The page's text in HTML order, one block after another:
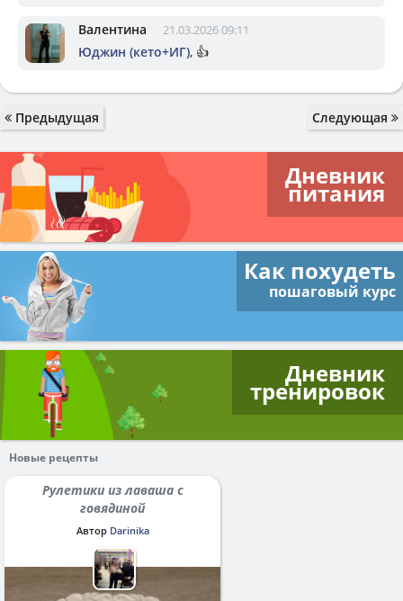
Валентина 21.03.2026 09:11
Юджин (кето+ИГ), 👍
Предыдущая Следующая
Дневник
питания
Как похудеть
пошаговый курс
Дневник
тренировок
Новые рецепты
Рулетики из лаваша с
говядиной
Автор Darinika